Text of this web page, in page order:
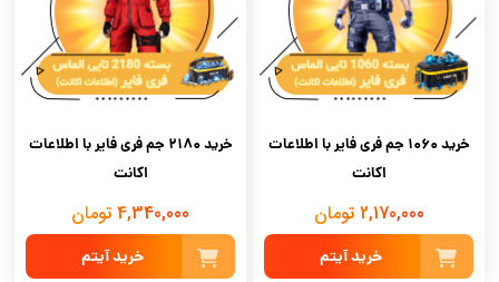
خرید 1060 جم فری فایر با اطلاعات
اکانت
2,170,000 تومان
خرید آیتم
خرید 2180 جم فری فایر با اطلاعات
اکانت
4,340,000 تومان
خرید آیتم